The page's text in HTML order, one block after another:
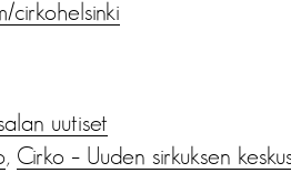
cirkohelsinki
uutiset
, Cirko – Uuden sirkuksen